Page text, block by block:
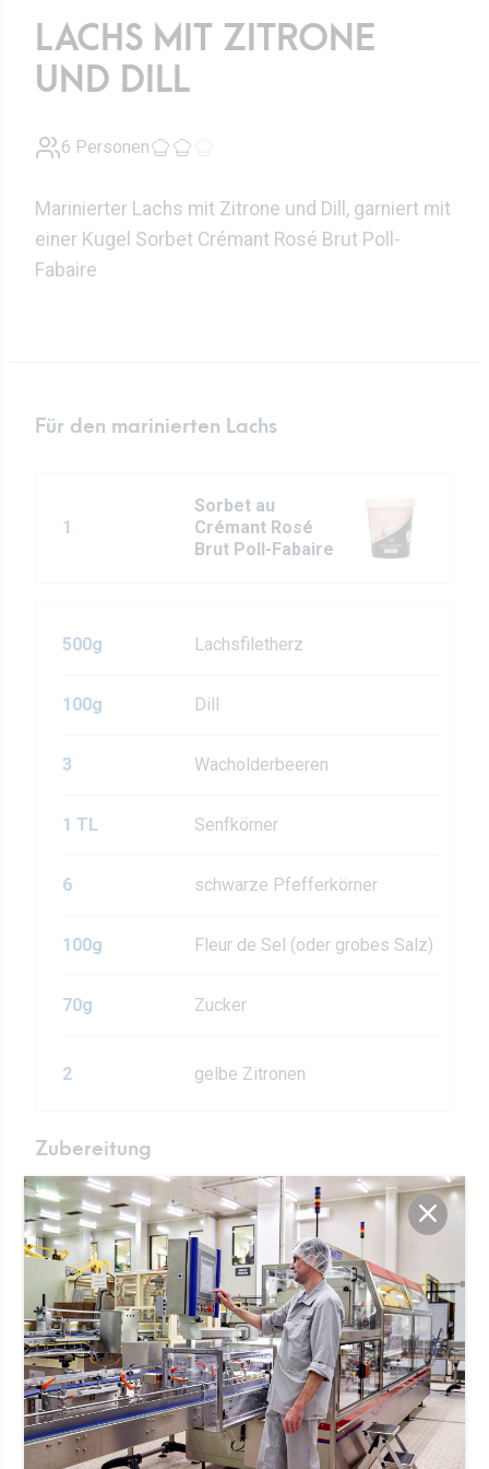
LACHS MIT ZITRONE
UND DILL
6 Personen
Marinierter Lachs mit Zitrone und Dill, garniert mit
einer Kugel Sorbet Crémant Rosé Brut Poll-
Fabaire
Für den marinierten Lachs
1
Sorbet au
Crémant Rosé
Brut Poll-Fabaire
500g Lachsfiletherz
100g Dill
3 Wacholderbeeren
1 TL Senfkörner
6 schwarze Pfefferkörner
100g Fleur de Sel (oder grobes Salz)
70g Zucker
2 gelbe Zitronen
Zubereitung
1
Fleur de Sel, Zucker, gelbe Zitronenschalen,
Pfefferkörner, Wacholderbeeren und
Senfkörner mischen.
2
Plastikfolie auf der Arbeitsfläche
ausbreiten.
3
Bestreuen Sie die Plastikfolie mit der
Hälfte der Gewürzmischung.